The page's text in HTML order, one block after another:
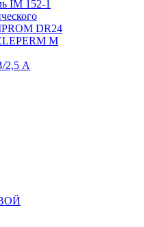
IM 152-1
DR24
M
2,5 A